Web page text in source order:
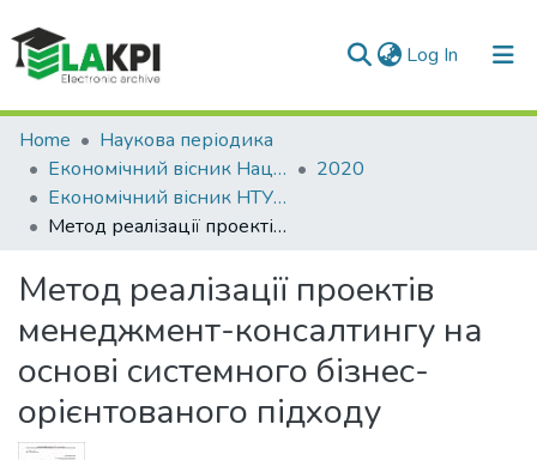
Log In (current)
Communities & Collections
All of DSpace
Statistics
Home
Наукова періодика
Економічний вісник Національного технічного університету України «Київський політехнічний інститут»
2020
Економічний вісник НТУУ «КПІ»: збірник наукових праць, № 17
Метод реалізації проектів менеджмент-консалтингу на основі системного бізнес-орієнтованого підходу
Метод реалізації проектів
менеджмент-консалтингу на
основі системного бізнес-
орієнтованого підходу